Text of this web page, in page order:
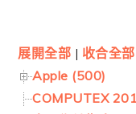
展開全部 | 收合全部
Apple (500)
COMPUTEX